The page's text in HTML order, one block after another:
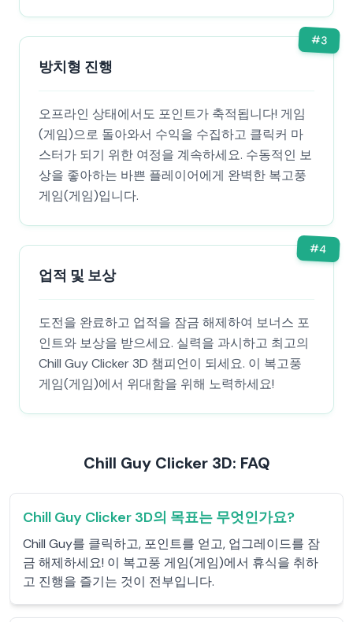
#3
방치형 진행
오프라인 상태에서도 포인트가 축적됩니다! 게임
(게임)으로 돌아와서 수익을 수집하고 클릭커 마
스터가 되기 위한 여정을 계속하세요. 수동적인 보
상을 좋아하는 바쁜 플레이어에게 완벽한 복고풍
게임(게임)입니다.
#4
업적 및 보상
도전을 완료하고 업적을 잠금 해제하여 보너스 포
인트와 보상을 받으세요. 실력을 과시하고 최고의
Chill Guy Clicker 3D 챔피언이 되세요. 이 복고풍
게임(게임)에서 위대함을 위해 노력하세요!
Chill Guy Clicker 3D: FAQ
Chill Guy Clicker 3D의 목표는 무엇인가요?
Chill Guy를 클릭하고, 포인트를 얻고, 업그레이드를 잠
금 해제하세요! 이 복고풍 게임(게임)에서 휴식을 취하
고 진행을 즐기는 것이 전부입니다.